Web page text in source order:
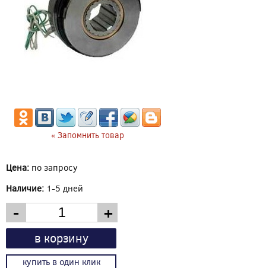
« Запомнить товар
Цена: по запросу
Наличие: 1-5 дней
- +
в корзину
купить в один клик